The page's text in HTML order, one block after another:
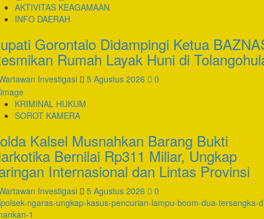
AKTIVITAS KEAGAMAAN
INFO DAERAH
Gorontalo Didampingi Ketua
Rumah Layak Huni di
Investigasi 5 Agustus 2026 0
KRIMINAL HUKUM
SOROT KAMERA
Kalsel Musnahkan Barang Bukti
Bernilai Rp311 Miliar, Ungkap
Internasional dan Lintas Provinsi
Investigasi 5 Agustus 2026 0